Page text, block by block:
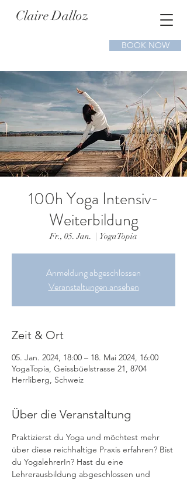
Claire Dalloz
BOOK NOW
100h Yoga Intensiv-
Weiterbildung
Fr., 05. Jan.
  |
YogaTopia
Anmeldung abgeschlossen
Veranstaltungen ansehen
Zeit & Ort
05. Jan. 2024, 18:00 – 18. Mai 2024, 16:00
YogaTopia, Geissbüelstrasse 21, 8704
Herrliberg, Schweiz
Über die Veranstaltung
Praktizierst du Yoga und möchtest mehr
über diese reichhaltige Praxis erfahren? Bist
du YogalehrerIn? Hast du eine
Lehrerausbildung abgeschlossen und